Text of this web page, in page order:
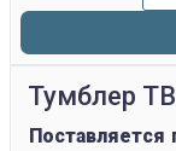
Тумблер
Поставляется